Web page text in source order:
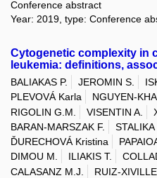
Conference abstract
Year: 2019, type: Conference
Cytogenetic complexity in
leukemia: definitions,
BALIAKAS P. JEROMIN S.
PLEVOVÁ Karla
NGUYEN-
RIGOLIN G.M.
VISENTIN A.
BARAN-MARSZAK F.
STALIKA
ĎURECHOVÁ Kristina
DIMOU M.
ILIAKIS T.
CALASANZ M.J.
RUIZ-XIVILLE